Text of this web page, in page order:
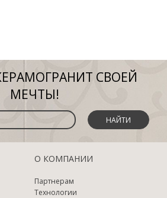
СВОЕЙ
МЕЧТЫ!
НАЙТИ
О КОМПАНИИ
Партнерам
Технологии